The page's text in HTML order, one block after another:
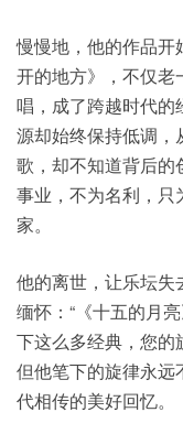
慢慢地，他的作品开
开的地方》，不仅
唱，成了跨越时代
源却始终保持低调，
歌，却不知道背后的
事业，不为名利，只
家。
他的离世，让乐坛
缅怀：“《十五的月
下这么多经典，您的
但他笔下的旋律永
代相传的美好回忆。